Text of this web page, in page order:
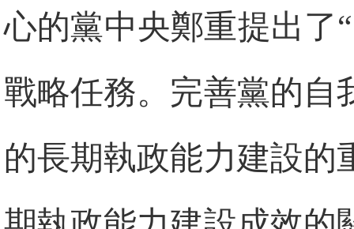
心的黨中央鄭重提出了
戰略任務。完善黨的自
的長期執政能力建設的